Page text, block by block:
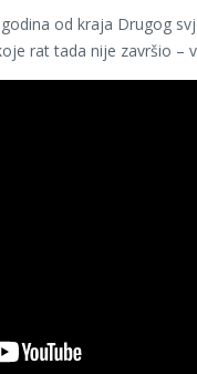
od kraja Drugog
rat tada nije završio –